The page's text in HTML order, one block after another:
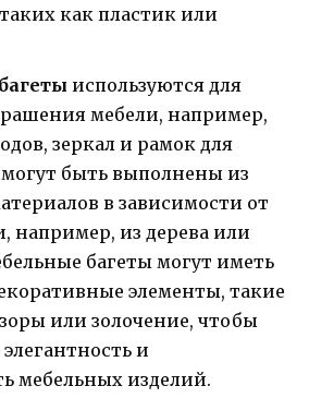
как пластик или
используются для
мебели, например,
зеркал и рамок для
быть выполнены из
в зависимости от
например, из дерева или
багеты могут иметь
элементы, такие
или золочение, чтобы
и
мебельных изделий.